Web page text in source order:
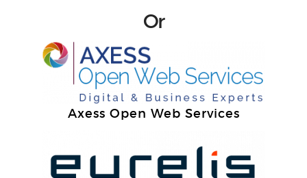
Or
Axess Open Web Services